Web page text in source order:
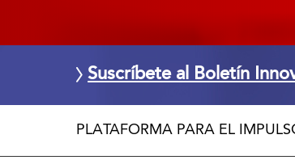
Suscríbete al Boletín
PLATAFORMA PARA EL